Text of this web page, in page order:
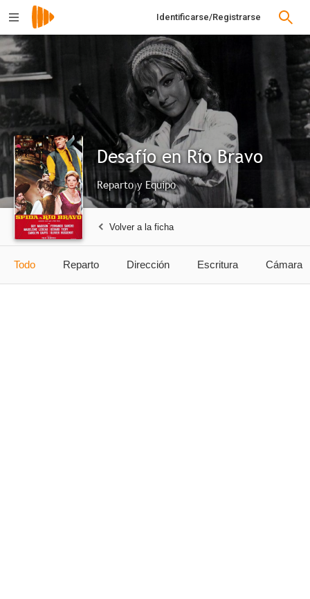
Identificarse/Registrarse
Desafío en Río Bravo
Reparto y Equipo
Volver a la ficha
Todo Reparto Dirección Escritura Cámara